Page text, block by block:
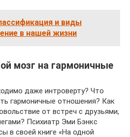
и виды
в нашей жизни
мозг на гармоничные
даже интроверту? Что
гармоничные отношения? Как
от встреч с друзьями,
Психиатр Эми Бэнкс
в своей книге «На одной